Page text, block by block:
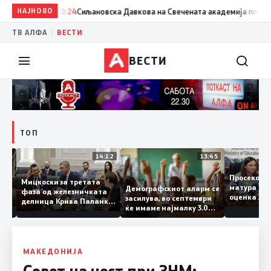
НАЈНОВО
20:24 Сиљановска Давкова на Свечената академија по повод
ТВ АЛФА ВЕСТИ
ВЕСТИ
ТОП
15:20
Во
14:12
Мицкоски за третата
фаза од железничката
делница Крива Паланка
– Деве Баир: Проектот
нема да заврши на
целина
13:45
Демографскиот аларм се
засилува, во септември
ќе имаме најмалку 3.000
првачиња помалку
матура
оценка
МАКЕДОНИЈА